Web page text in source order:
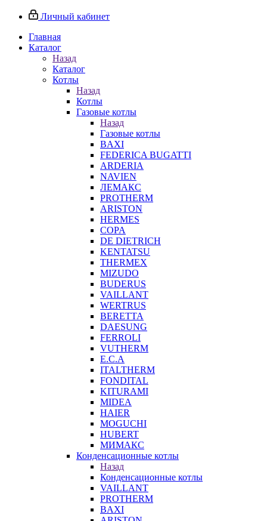
Личный кабинет
Главная
Каталог
Назад
Каталог
Котлы
Назад
Котлы
Газовые котлы
Назад
Газовые котлы
BAXI
FEDERICA BUGATTI
ARDERIA
NAVIEN
ЛЕМАКС
PROTHERM
ARISTON
HERMES
COPA
DE DIETRICH
KENTATSU
THERMEX
MIZUDO
BUDERUS
VAILLANT
WERTRUS
BERETTA
DAESUNG
FERROLI
VUTHERM
E.C.A
ITALTHERM
FONDITAL
KITURAMI
MIDEA
HAIER
MOGUCHI
HUBERT
МИМАКС
Конденсационные котлы
Назад
Конденсационные котлы
VAILLANT
PROTHERM
BAXI